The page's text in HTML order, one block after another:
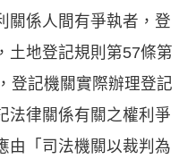
關係人間有爭執者，登
土地登記規則第57條第
登記機關實際辦理登記
法律關係有關之權利爭
由「司法機關以裁判為